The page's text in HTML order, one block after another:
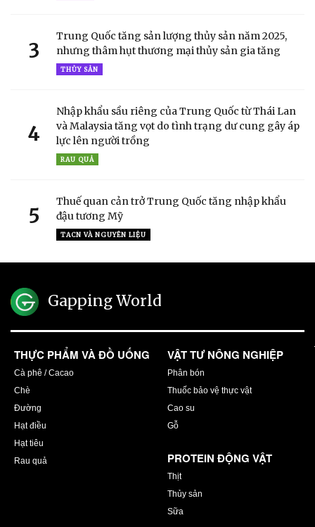
3
Trung Quốc tăng sản lượng thủy sản năm 2025,
nhưng thâm hụt thương mại thủy sản gia tăng
THỦY SẢN
4
Nhập khẩu sầu riêng của Trung Quốc từ Thái Lan
và Malaysia tăng vọt do tình trạng dư cung gây áp
lực lên người trồng
RAU QUẢ
5
Thuế quan cản trở Trung Quốc tăng nhập khẩu
đậu tương Mỹ
TACN VÀ NGUYÊN LIỆU
Gapping World
THỰC PHẨM VÀ ĐỒ UỐNG
Cà phê / Cacao
Chè
Đường
Hạt điều
Hạt tiêu
Rau quả
VẬT TƯ NÔNG NGHIỆP
Phân bón
Thuốc bảo vệ thực vật
Cao su
Gỗ
PROTEIN ĐỘNG VẬT
Thịt
Thủy sản
Sữa